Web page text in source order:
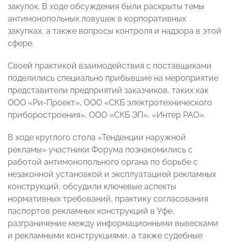
закупок. В ходе обсуждения были раскрыты темы
антимонопольных ловушек в корпоративных
закупках, а также вопросы контроля и надзора в этой
сфере.
Своей практикой взаимодействия с поставщиками
поделились специально прибывшие на мероприятие
представители предприятий заказчиков, таких как
ООО «Ри-Проект», ООО «СКБ электротехнического
приборостроения», ООО «СКБ ЭП», «Интер РАО».
В ходе круглого стола «Тенденции наружной
рекламы» участники Форума познакомились с
работой антимонопольного органа по борьбе с
незаконной установкой и эксплуатацией рекламных
конструкций, обсудили ключевые аспекты
нормативных требований, практику согласования
паспортов рекламных конструкций в Уфе,
разграничение между информационными вывесками
и рекламными конструкциями, а также судебные